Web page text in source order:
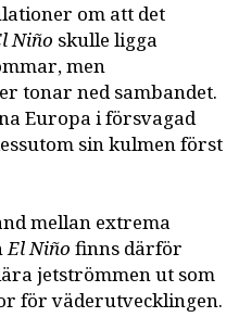
om att det
Niño skulle ligga
men
tonar ned sambandet.
Europa i försvagad
sin kulmen först
mellan extrema
El Niño finns därför
jetströmmen ut som
för väderutvecklingen.